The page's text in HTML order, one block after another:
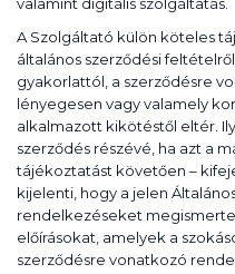
A Szolgáltató külön köteles
általános szerződési
gyakorlattól, a szerződésre
lényegesen vagy valamely
alkalmazott kikötéstől eltér.
szerződés részévé, ha azt a
tájékoztatást követően –
kijelenti, hogy a jelen
rendelkezéseket
előírásokat, amelyek a
szerződésre vonatkozó